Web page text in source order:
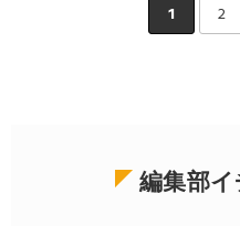
1 2
編集部